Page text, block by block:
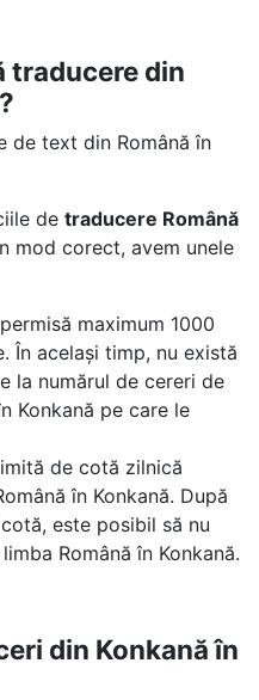
traducere din
de text din Română în
de traducere Română
mod corect, avem unele
maximum 1000
În același timp, nu există
la numărul de cereri de
Konkană pe care le
de cotă zilnică
în Konkană. După
este posibil să nu
Română în Konkană.
din Konkană în